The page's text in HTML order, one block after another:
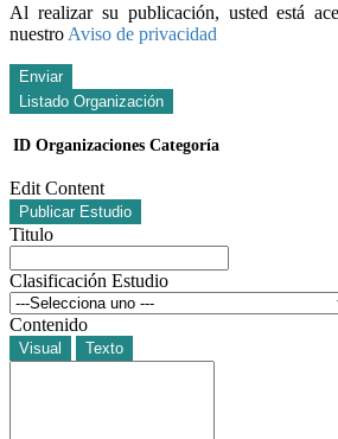
Al realizar su publicación, usted está
nuestro Aviso de privacidad
Enviar
Listado Organización
ID Organizaciones Categoría
Edit Content
Publicar Estudio
Titulo
Clasificación Estudio
Contenido
Visual Texto